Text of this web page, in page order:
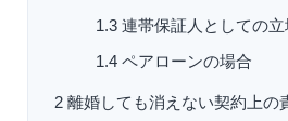
1.3 連帯保証人としての立
1.4 ペアローンの場合
2 離婚しても消えない契約上の